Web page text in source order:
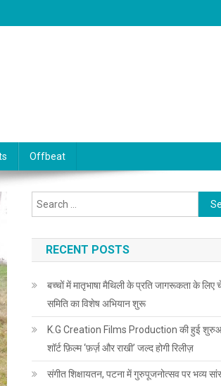
Offbeat
RECENT POSTS
बच्चों में मातृभाषा मैथिली के प्रति जागरूकता के लिए
समिति का विशेष अभियान शुरू
K.G Creation Films Production की हुई
शॉर्ट फ़िल्म ‘फ़र्ज़ और राखी’ जल्द होगी रिलीज़
संगीत शिक्षायतन, पटना में गुरुपूजनोत्सव पर भव्य